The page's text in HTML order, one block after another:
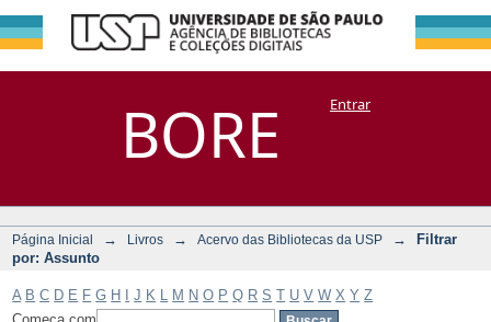
BORE
Filtrar por:
Assunto
DSpace/Manakin + CoriscoEntrar
Página Inicial → Livros → Acervo das Bibliotecas da USP →
Filtrar
por: Assunto
A B C D E F G H J K M N O P Q R S T U V W X Y Z